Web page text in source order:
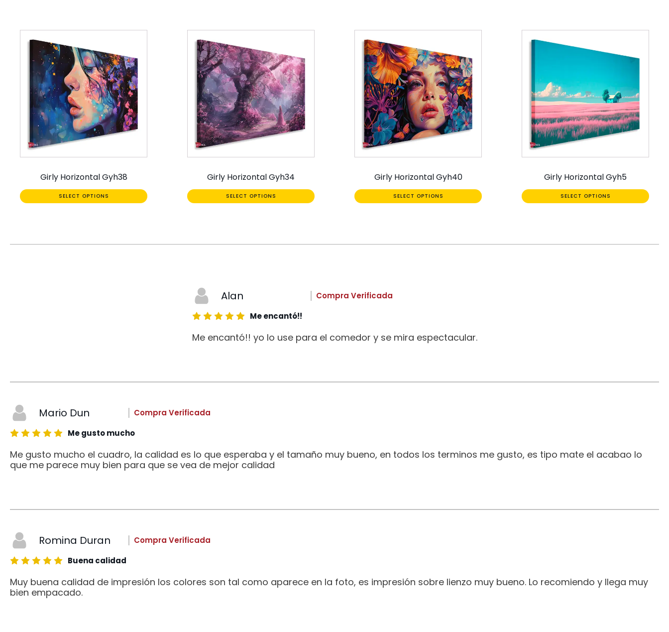
Girly Horizontal Gyh38
SELECT OPTIONS
Girly Horizontal Gyh34
SELECT OPTIONS
Girly Horizontal Gyh40
SELECT OPTIONS
Girly Horizontal Gyh5
SELECT OPTIONS
Alan
Compra Verificada
Me encantó!!
Me encantó!! yo lo use para el comedor y se mira espectacular.
Mario Dun
Compra Verificada
Me gusto mucho
Me gusto mucho el cuadro, la calidad es lo que esperaba y el tamaño muy bueno, en todos los terminos me gusto, es tipo mate el acabao lo
que me parece muy bien para que se vea de mejor calidad
Romina Duran
Compra Verificada
Buena calidad
Muy buena calidad de impresión los colores son tal como aparece en la foto, es impresión sobre lienzo muy bueno. Lo recomiendo y llega muy
bien empacado.